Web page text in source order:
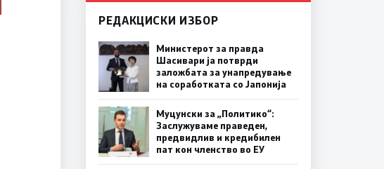
РЕДАКЦИСКИ ИЗБОР
Министерот за правда
Шасивари ја потврди
заложбата за унапредување
на соработката со Јапонија
Муцунски за „Политико“:
Заслужуваме праведен,
предвидлив и кредибилен
пат кон членство во ЕУ